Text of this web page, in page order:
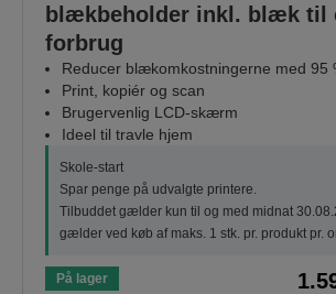
blækbeholder inkl. blæk til
forbrug
Reducer blækomkostningerne med 95
Print, kopiér og scan
Brugervenlig LCD-skærm
Ideel til travle hjem
Skole-start
Spar penge på udvalgte printere.
Tilbuddet gælder kun til og med midnat
gælder ved køb af maks. 1 stk. pr. produkt pr.
På lager